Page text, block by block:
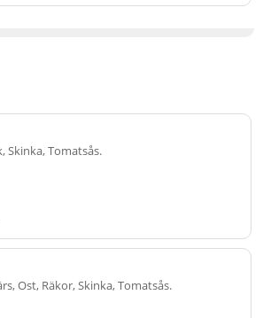
Skinka, Tomatsås.
Ost, Räkor, Skinka, Tomatsås.